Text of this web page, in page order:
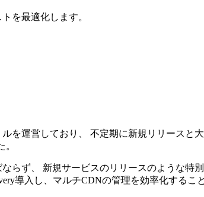
を最適化します。
を運営しており、 不定期に新規リリースと
らず、 新規サービスのリリースのような特
導入し、マルチCDNの管理を効率化するこ